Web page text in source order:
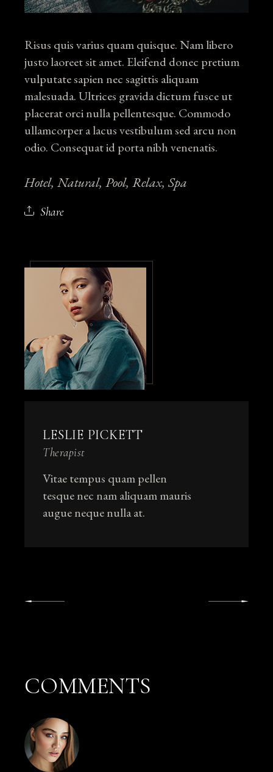
Risus quis varius quam quisque. Nam libero
justo laoreet sit amet. Eleifend donec pretium
vulputate sapien nec sagittis aliquam
malesuada. Ultrices gravida dictum fusce ut
placerat orci nulla pellentesque. Commodo
ullamcorper a lacus vestibulum sed arcu non
odio. Consequat id porta nibh venenatis.
Hotel Natural Pool Relax Spa
Share
LESLIE PICKETT
Therapist
Vitae tempus quam pellen
tesque nec nam aliquam mauris
augue neque nulla at.
COMMENTS